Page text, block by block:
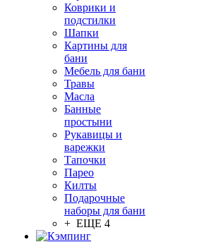
Коврики и
подстилки
Шапки
Картины для
бани
Мебель для бани
Травы
Масла
Банные
простыни
Рукавицы и
варежки
Тапочки
Парео
Килты
Подарочные
наборы для бани
+ ЕЩЕ 4